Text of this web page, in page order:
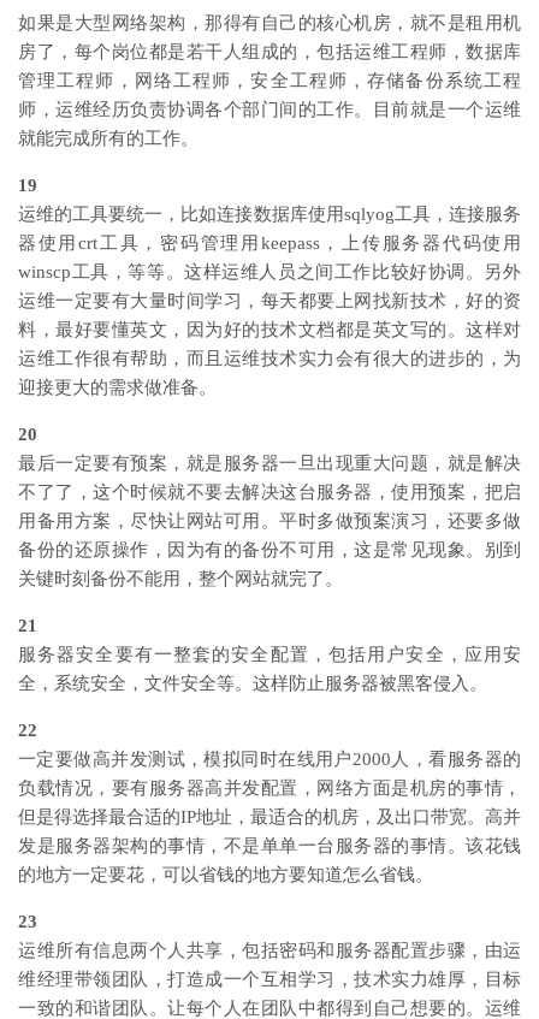
如果是大型网络架构，那得有自己的核心机房，就不是租用机
房了，每个岗位都是若干人组成的，包括运维工程师，数据库
管理工程师，网络工程师，安全工程师，存储备份系统工程
师，运维经历负责协调各个部门间的工作。目前就是一个运维
就能完成所有的工作。
19
运维的工具要统一，比如连接数据库使用sqlyog工具，连接服务
器使用crt工具，密码管理用keepass，上传服务器代码使用
winscp工具，等等。这样运维人员之间工作比较好协调。另外
运维一定要有大量时间学习，每天都要上网找新技术，好的资
料，最好要懂英文，因为好的技术文档都是英文写的。这样对
运维工作很有帮助，而且运维技术实力会有很大的进步的，为
迎接更大的需求做准备。
20
最后一定要有预案，就是服务器一旦出现重大问题，就是解决
不了了，这个时候就不要去解决这台服务器，使用预案，把启
用备用方案，尽快让网站可用。平时多做预案演习，还要多做
备份的还原操作，因为有的备份不可用，这是常见现象。别到
关键时刻备份不能用，整个网站就完了。
21
服务器安全要有一整套的安全配置，包括用户安全，应用安
全，系统安全，文件安全等。这样防止服务器被黑客侵入。
22
一定要做高并发测试，模拟同时在线用户2000人，看服务器的
负载情况，要有服务器高并发配置，网络方面是机房的事情，
但是得选择最合适的IP地址，最适合的机房，及出口带宽。高并
发是服务器架构的事情，不是单单一台服务器的事情。该花钱
的地方一定要花，可以省钱的地方要知道怎么省钱。
23
运维所有信息两个人共享，包括密码和服务器配置步骤，由运
维经理带领团队，打造成一个互相学习，技术实力雄厚，目标
一致的和谐团队。让每个人在团队中都得到自己想要的。运维